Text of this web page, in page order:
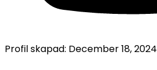
Profil skapad: December 18, 2024